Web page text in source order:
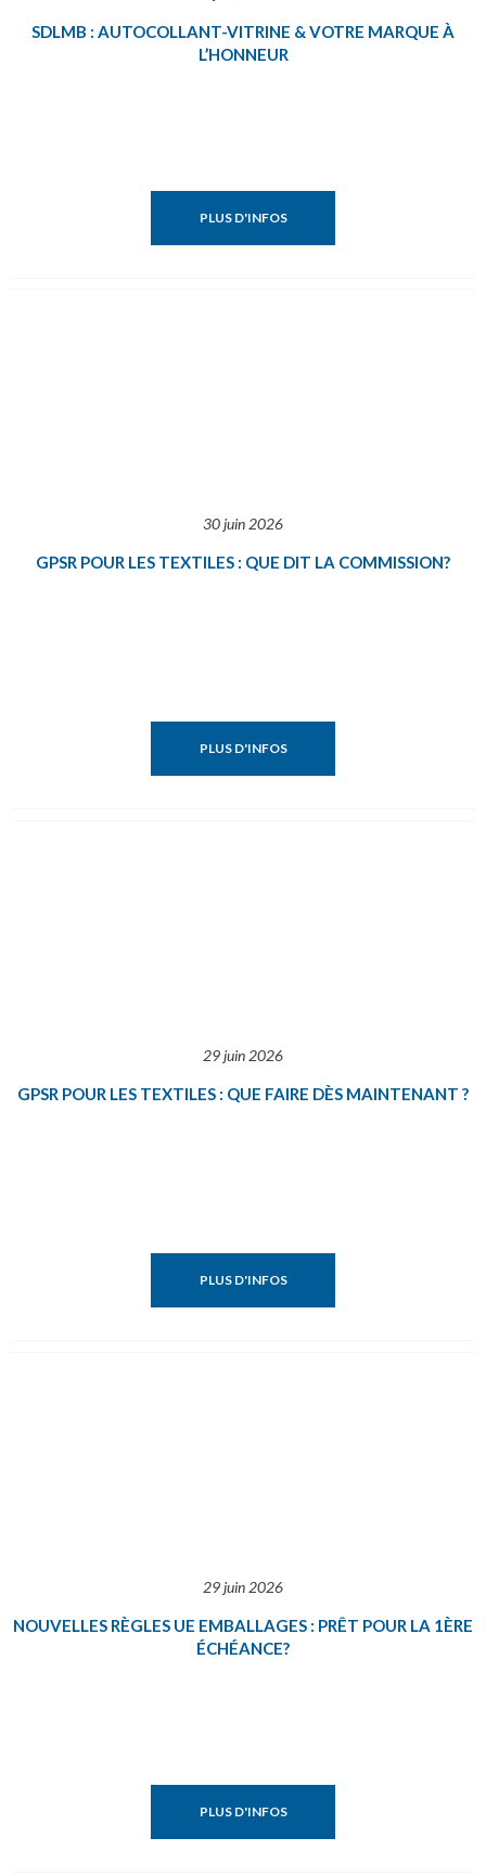
SDLMB : AUTOCOLLANT-VITRINE & VOTRE MARQUE À
L’HONNEUR
PLUS D'INFOS
30 juin 2026
GPSR POUR LES TEXTILES : QUE DIT LA COMMISSION?
PLUS D'INFOS
29 juin 2026
GPSR POUR LES TEXTILES : QUE FAIRE DÈS MAINTENANT ?
PLUS D'INFOS
29 juin 2026
NOUVELLES RÈGLES UE EMBALLAGES : PRÊT POUR LA 1ÈRE
ÉCHÉANCE?
PLUS D'INFOS